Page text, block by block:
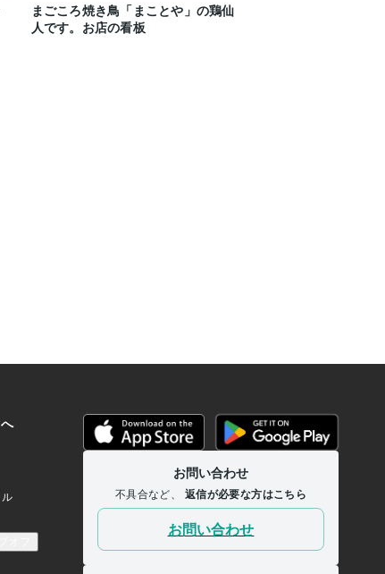
まごころ焼き鳥「まことや」の鶏仙
人です。お店の看板